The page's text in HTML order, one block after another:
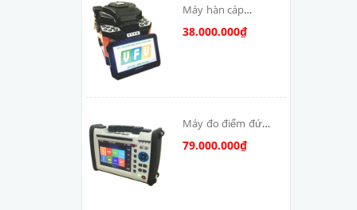
Máy hàn cáp
quang T-V6S-MAX
38.000.000₫
Máy đo điểm đứt
cáp quang: DSX-
79.000.000₫